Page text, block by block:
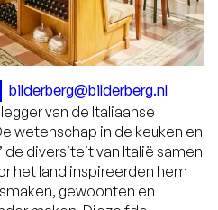
bilderberg@bilderberg.nl
van de Italiaanse
wetenschap in de keuken en
de diversiteit van Italië samen
het land inspireerden hem
gewoonten en